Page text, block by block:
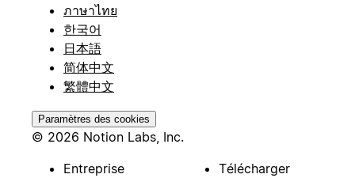
ภาษาไทย
한국어
日本語
简体中文
繁體中文
Paramètres des cookies
© 2026 Notion Labs, Inc.
Entreprise
Télécharger